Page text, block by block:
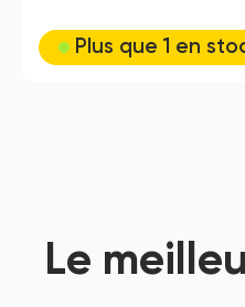
Plus que 1 en
Le